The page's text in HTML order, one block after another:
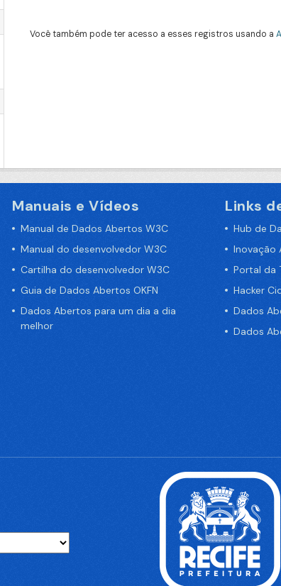
Você também pode ter acesso a esses registros usando a
Manuais e Vídeos
Manual de Dados Abertos W3C
Manual do desenvolvedor W3C
Cartilha do desenvolvedor W3C
Guia de Dados Abertos OKFN
Dados Abertos para um dia a dia
melhor
Links
Hub de
Inovação
Portal da
Hacker
Dados
Dados